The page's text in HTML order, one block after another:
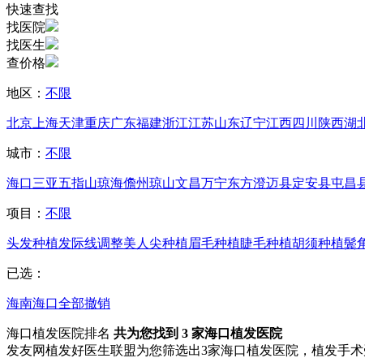
快速查找
找医院
找医生
查价格
地区： 不限
北京 上海天津重庆广东福建浙江江苏山东辽宁江西四川 陕西湖
城市： 不限
海口三亚五指山琼海儋州琼山文昌万宁东方澄迈县定安县屯昌
项目： 不限
头发种植发际线调整美人尖种植眉毛种植睫毛种植胡须种植鬓
已选：
海南海口全部撤销
海口植发医院排名 共为您找到 3 家海口植发医院
发友网植发好医生联盟为您筛选出3家海口植发医院，植发手